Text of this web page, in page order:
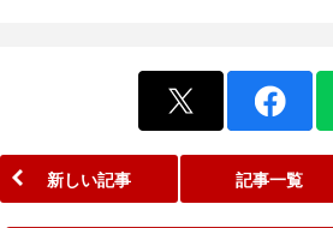
新しい記事 記事一覧